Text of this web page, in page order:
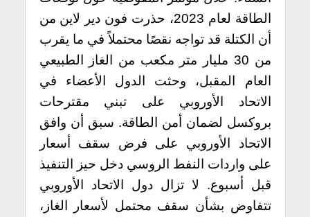
الطاقة لعام 2023، حذرت فون دير لاين من
أن الكتلة قد تواجه نقصًا محتملاً في ما يقرب
من 30 مليار متر مكعب من الغاز الطبيعي
العام المقبل، وحثت الدول الأعضاء في
الاتحاد الأوروبي على تبني مقترحات
بروكسل لضمان أمن الطاقة. سبق أن وافق
الاتحاد الأوروبي على فرض سقف أسعار
على واردات النفط الروسي دخل حيز التنفيذ
قبل أسبوع. لا تزال دول الاتحاد الأوروبي
تتفاوض بشأن سقف محتمل لأسعار الغاز،